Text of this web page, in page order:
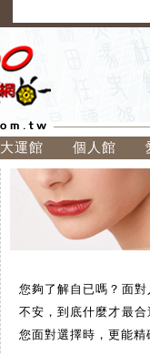
大運館 個人館
您夠了解自已嗎？面
不安，到底什麼才最
您面對選擇時，更能精